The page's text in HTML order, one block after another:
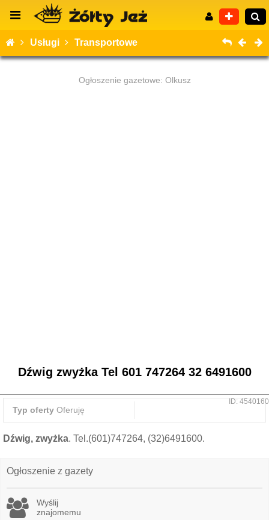
Usługi Transportowe
Ogłoszenie gazetowe: Olkusz
Dźwig zwyżka Tel 601 747264 32 6491600
ID: 4540160
Typ oferty Oferuję
Dźwig, zwyżka. Tel.(601)747264, (32)6491600.
Ogłoszenie z gazety
Wyślij
znajomemu